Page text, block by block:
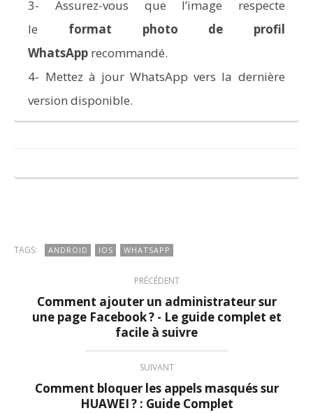
3- Assurez-vous que l’image respecte
le format photo de profil
WhatsApp recommandé.
4- Mettez à jour WhatsApp vers la dernière
version disponible.
TAGS: ANDROID IOS WHATSAPP
PRÉCÉDENT
Comment ajouter un administrateur sur
une page Facebook ? - Le guide complet et
facile à suivre
SUIVANT
Comment bloquer les appels masqués sur
HUAWEI ? : Guide Complet